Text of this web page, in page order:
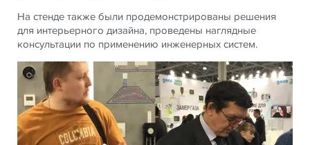
На стенде также были продемонстрированы решения
для интерьерного дизайна, проведены наглядные
консультации по применению инженерных систем.